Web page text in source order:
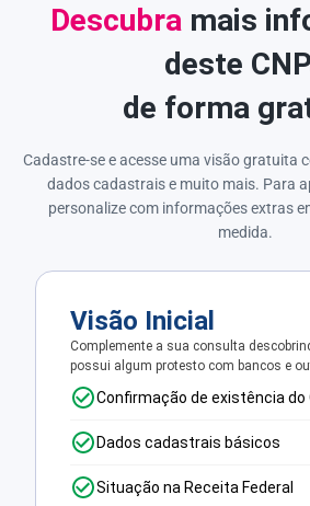
Descubra mais
deste
de forma
Cadastre-se e acesse uma visão gratuita
dados cadastrais e muito mais. Para
personalize com informações extras
medida.
Visão Inicial
Complemente a sua consulta
possui algum protesto com bancos e
Confirmação de existência do
Dados cadastrais básicos
Situação na Receita Federal